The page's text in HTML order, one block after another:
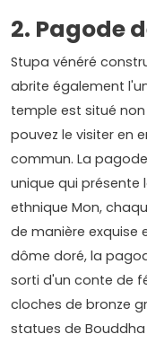
2. Pagode
Stupa vénéré
abrite également
temple est situé
pouvez le visiter en
commun. La
unique qui présente
ethnique Mon,
de manière exquise
dôme doré, la
sorti d'un conte de
cloches de bronze
statues de